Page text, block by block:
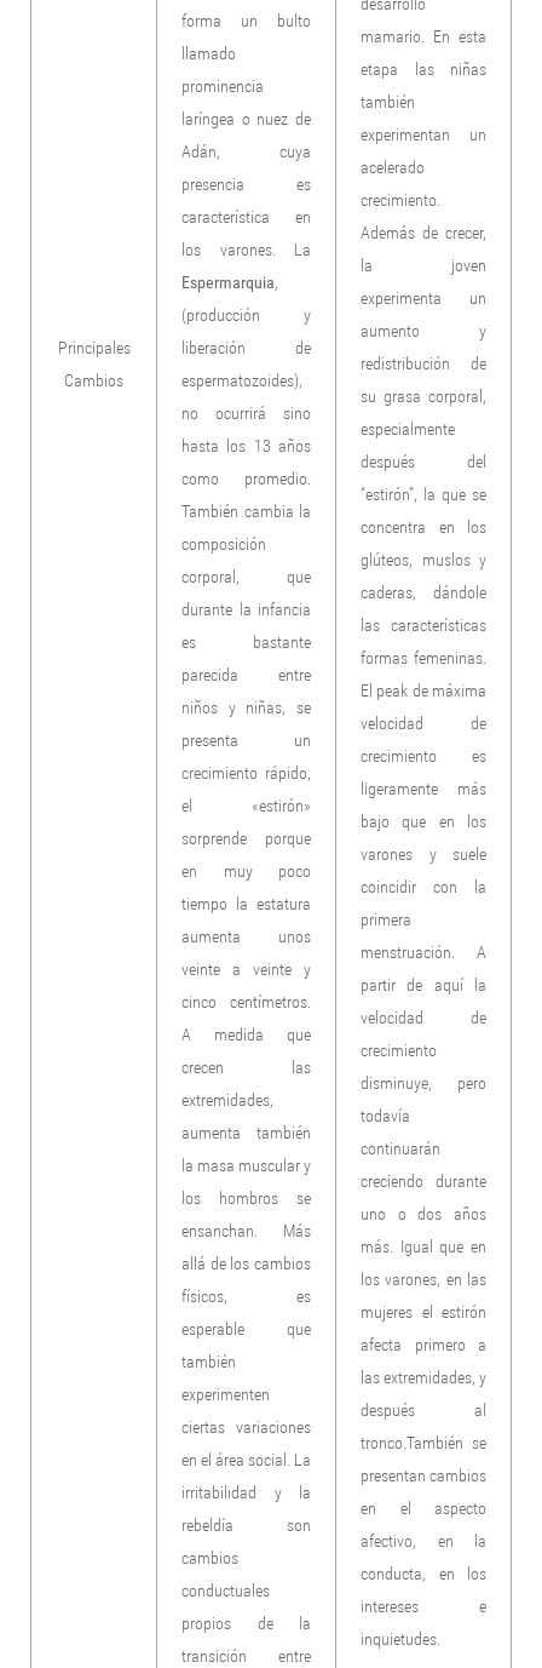
Principales
Cambios
forma un bulto
llamado
prominencia
laríngea o nuez de
Adán, cuya
presencia es
característica en
los varones. La
Espermarquia,
(producción y
liberación de
espermatozoides),
no ocurrirá sino
hasta los 13 años
como promedio.
También cambia la
composición
corporal, que
durante la infancia
es bastante
parecida entre
niños y niñas, se
presenta un
crecimiento rápido,
el «estirón»
sorprende porque
en muy poco
tiempo la estatura
aumenta unos
veinte a veinte y
cinco centímetros.
A medida que
crecen las
extremidades,
aumenta también
la masa muscular y
los hombros se
ensanchan. Más
allá de los cambios
físicos, es
esperable que
también
experimenten
ciertas variaciones
en el área social. La
irritabilidad y la
rebeldía son
cambios
conductuales
propios de la
transición entre
desarrollo
mamario. En esta
etapa las niñas
también
experimentan un
acelerado
crecimiento.
Además de crecer,
la joven
experimenta un
aumento y
redistribución de
su grasa corporal,
especialmente
después del
“estirón”, la que se
concentra en los
glúteos, muslos y
caderas, dándole
las características
formas femeninas.
El peak de máxima
velocidad de
crecimiento es
ligeramente más
bajo que en los
varones y suele
coincidir con la
primera
menstruación. A
partir de aquí la
velocidad de
crecimiento
disminuye, pero
todavía
continuarán
creciendo durante
uno o dos años
más. Igual que en
los varones, en las
mujeres el estirón
afecta primero a
las extremidades, y
después al
tronco.También se
presentan cambios
en el aspecto
afectivo, en la
conducta, en los
intereses e
inquietudes.